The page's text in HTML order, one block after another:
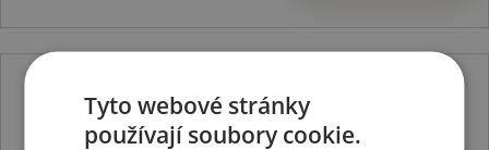
Tyto webové stránky
používají soubory cookie.